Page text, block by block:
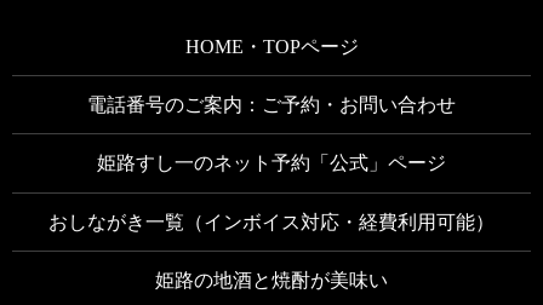
HOME・TOPページ
電話番号のご案内：ご予約・お問い合わせ
姫路すし一のネット予約「公式」ページ
おしながき一覧（インボイス対応・経費利用可能）
姫路の地酒と焼酎が美味い